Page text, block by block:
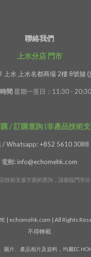
聯絡我們
上水分店 門市
上水 上水名都商場 2樓 8號舖 (
間 星期一至日：11:30 - 20:30
/ 訂購查詢 (非產品技術
/ Whatsapp: +852 5610 3088
電郵: info@echomehk.com
技術支援方面的查詢，請親臨門市
| echomehk.com | All Rights
不得轉載
圖片、產品相片及資料，均屬EC